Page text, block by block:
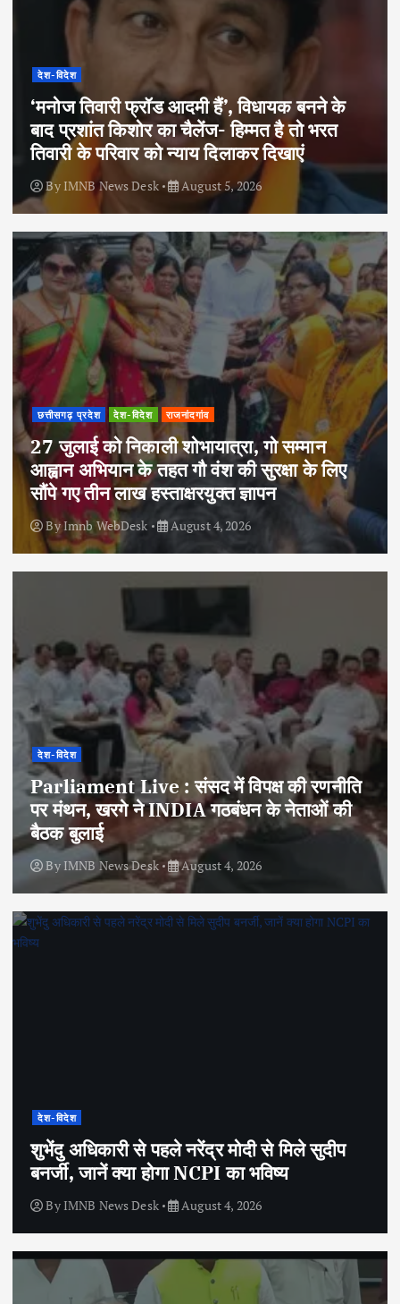
देश-विदेश
‘मनोज तिवारी फ्रॉड आदमी हैं’, विधायक बनने के
बाद प्रशांत किशोर का चैलेंज- हिम्मत है तो भरत
तिवारी के परिवार को न्याय दिलाकर दिखाएं
By IMNB News Desk August 5, 2026
छत्तीसगढ़ प्रदेश देश-विदेश राजनांदगांव
27 जुलाई को निकाली शोभायात्रा, गो सम्मान
आह्वान अभियान के तहत गौ वंश की सुरक्षा के लिए
सौंपे गए तीन लाख हस्ताक्षरयुक्त ज्ञापन
ByImnb WebDesk August 4, 2026
देश-विदेश
Parliament Live : संसद में विपक्ष की रणनीति
पर मंथन, खरगे ने INDIA गठबंधन के नेताओं की
बैठक बुलाई
ByIMNB News Desk August 4, 2026
देश-विदेश
शुभेंदु अधिकारी से पहले नरेंद्र मोदी से मिले सुदीप
बनर्जी, जानें क्या होगा NCPI का भविष्य
By IMNB News Desk August 4, 2026